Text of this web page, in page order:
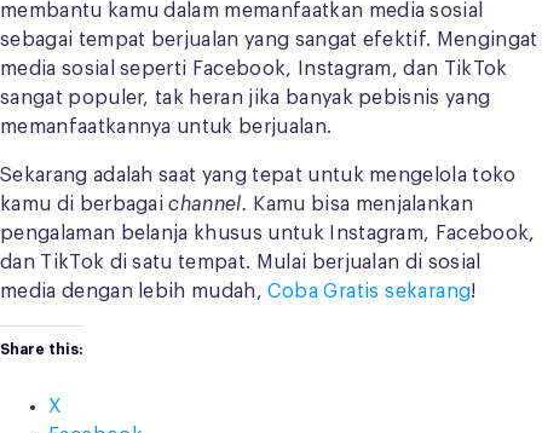
membantu kamu dalam memanfaatkan media sosial
sebagai tempat berjualan yang sangat efektif. Mengingat
media sosial seperti Facebook, Instagram, dan TikTok
sangat populer, tak heran jika banyak pebisnis yang
memanfaatkannya untuk berjualan.
Sekarang adalah saat yang tepat untuk mengelola toko
kamu di berbagaichannel. Kamu bisa menjalankan
pengalaman belanja khusus untuk Instagram, Facebook,
dan TikTok di satu tempat. Mulai berjualan di sosial
media dengan lebih mudah,Coba Gratis sekarang!
Share this:
X